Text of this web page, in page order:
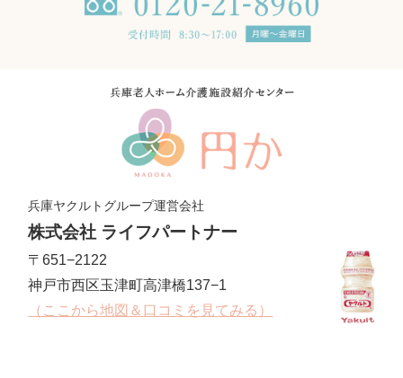
兵庫ヤクルトグループ運営会社
株式会社 ライフパートナー
〒651−2122
神戸市西区玉津町高津橋137−1
（ここから地図＆口コミを見てみる）